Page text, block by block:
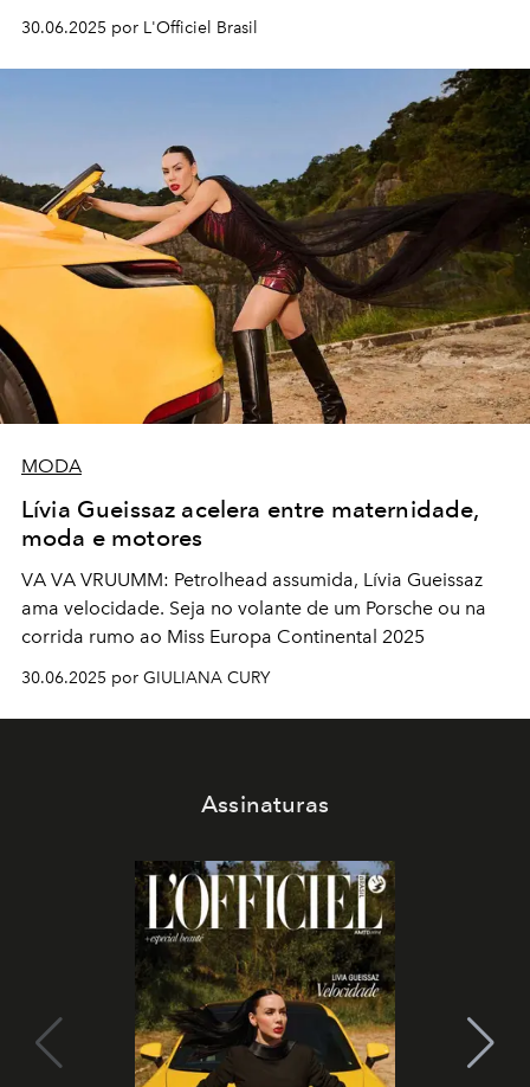
30.06.2025 por L'Officiel Brasil
MODA
Lívia Gueissaz acelera entre maternidade,
moda e motores
VA VA VRUUMM: Petrolhead assumida, Lívia Gueissaz
ama velocidade. Seja no volante de um Porsche ou na
corrida rumo ao Miss Europa Continental 2025
30.06.2025 por GIULIANA CURY
Assinaturas